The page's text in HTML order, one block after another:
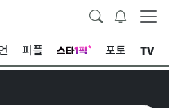
피플 포토 TV